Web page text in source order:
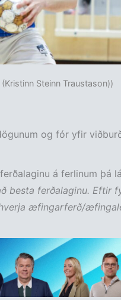
Steinn Traustason))
og fór yfir
á ferlinum þá
besta ferðalaginu. Eftir
æfingarferð/